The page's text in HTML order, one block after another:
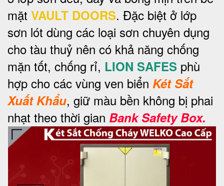
mặt VAULT DOORS. Đặc biệt ở lớp
sơn lót dùng các loại sơn chuyên dụng
cho tàu thuỷ nên có khả năng chống
mặn tốt, chống rỉ, LION SAFES phù
hợp cho các vùng ven biển Két Sắt
Xuất Khẩu, giữ màu bền không bị phai
nhạt theo thời gian Bank Safety Box.